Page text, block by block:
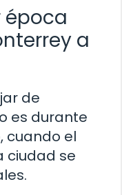
época
a
de
es durante
cuando el
ciudad se